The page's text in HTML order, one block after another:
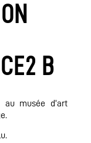
B
au musée d’art